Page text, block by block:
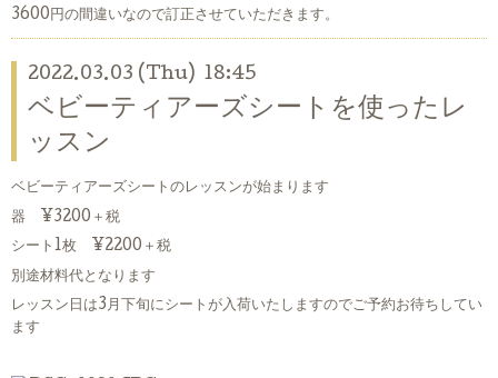
3600円の間違いなので訂正させていただきます。
2022.03.03 (Thu) 18:45
ベビーティアーズシートを使ったレ
ッスン
ベビーティアーズシートのレッスンが始まります
器 ¥3200＋税
シート1枚 ¥2200＋税
別途材料代となります
レッスン日は3月下旬にシートが入荷いたしますのでご予約お待ちしてい
ます